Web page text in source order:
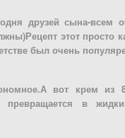
друзей сына-всем
этот просто
был очень
вот крем из
превращается в